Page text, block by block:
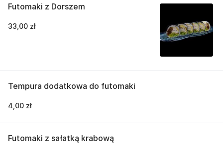
Futomaki z Dorszem
33,00 zł
Tempura dodatkowa do futomaki
4,00 zł
Futomaki z sałatką krabową